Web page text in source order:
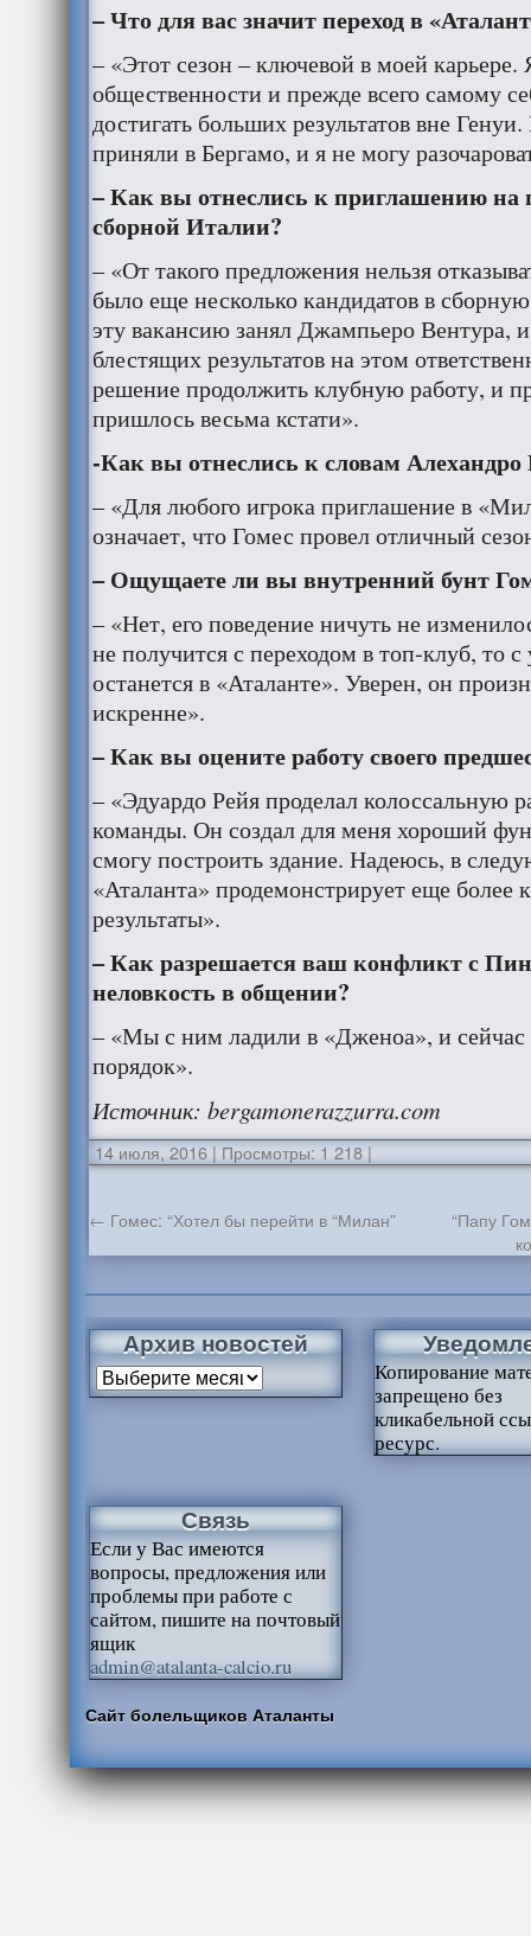
– Что для вас значит переход в
– «Этот сезон – ключевой в моей карьере.
общественности и прежде всего самому
достигать больших результатов вне
приняли в Бергамо, и я не могу
– Как вы отнеслись к приглашению на
сборной Италии?
– «От такого предложения нельзя
было еще несколько кандидатов в
эту вакансию занял Джампьеро Вентура,
блестящих результатов на этом
решение продолжить клубную работу, и
пришлось весьма кстати».
-Как вы отнеслись к словам Алехандро
– «Для любого игрока приглашение в
означает, что Гомес провел отличный
– Ощущаете ли вы внутренний бунт
– «Нет, его поведение ничуть не
не получится с переходом в топ-клуб, то с
останется в «Аталанте». Уверен, он
искренне».
– Как вы оцените работу своего
– «Эдуардо Рейя проделал колоссальную
команды. Он создал для меня хороший
смогу построить здание. Надеюсь, в
«Аталанта» продемонстрирует еще более
результаты».
– Как разрешается ваш конфликт с
неловкость в общении?
– «Мы с ним ладили в «Дженоа», и
порядок».
Источник: bergamonerazzurra.com
14 июля, 2016 | Просмотры: 1 218|
← Гомес: “Хотел бы перейти в “Милан”
“Папу
Архив новостей
Копирование
запрещено без
кликабельной
ресурс.
Связь
Если у Вас имеются
вопросы, предложения или
проблемы при работе с
сайтом, пишите на почтовый
ящик
admin@atalanta-calcio.ru
Сайт болельщиков Аталанты